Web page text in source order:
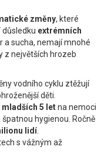
změny, které
důsledku extrémních
a sucha, nemají mnohé
z největších hrozeb
vodního cyklu ztěžují
děti.
mladších 5 letna nemoci
hygienou. Ročně
lidí.
s vážným až